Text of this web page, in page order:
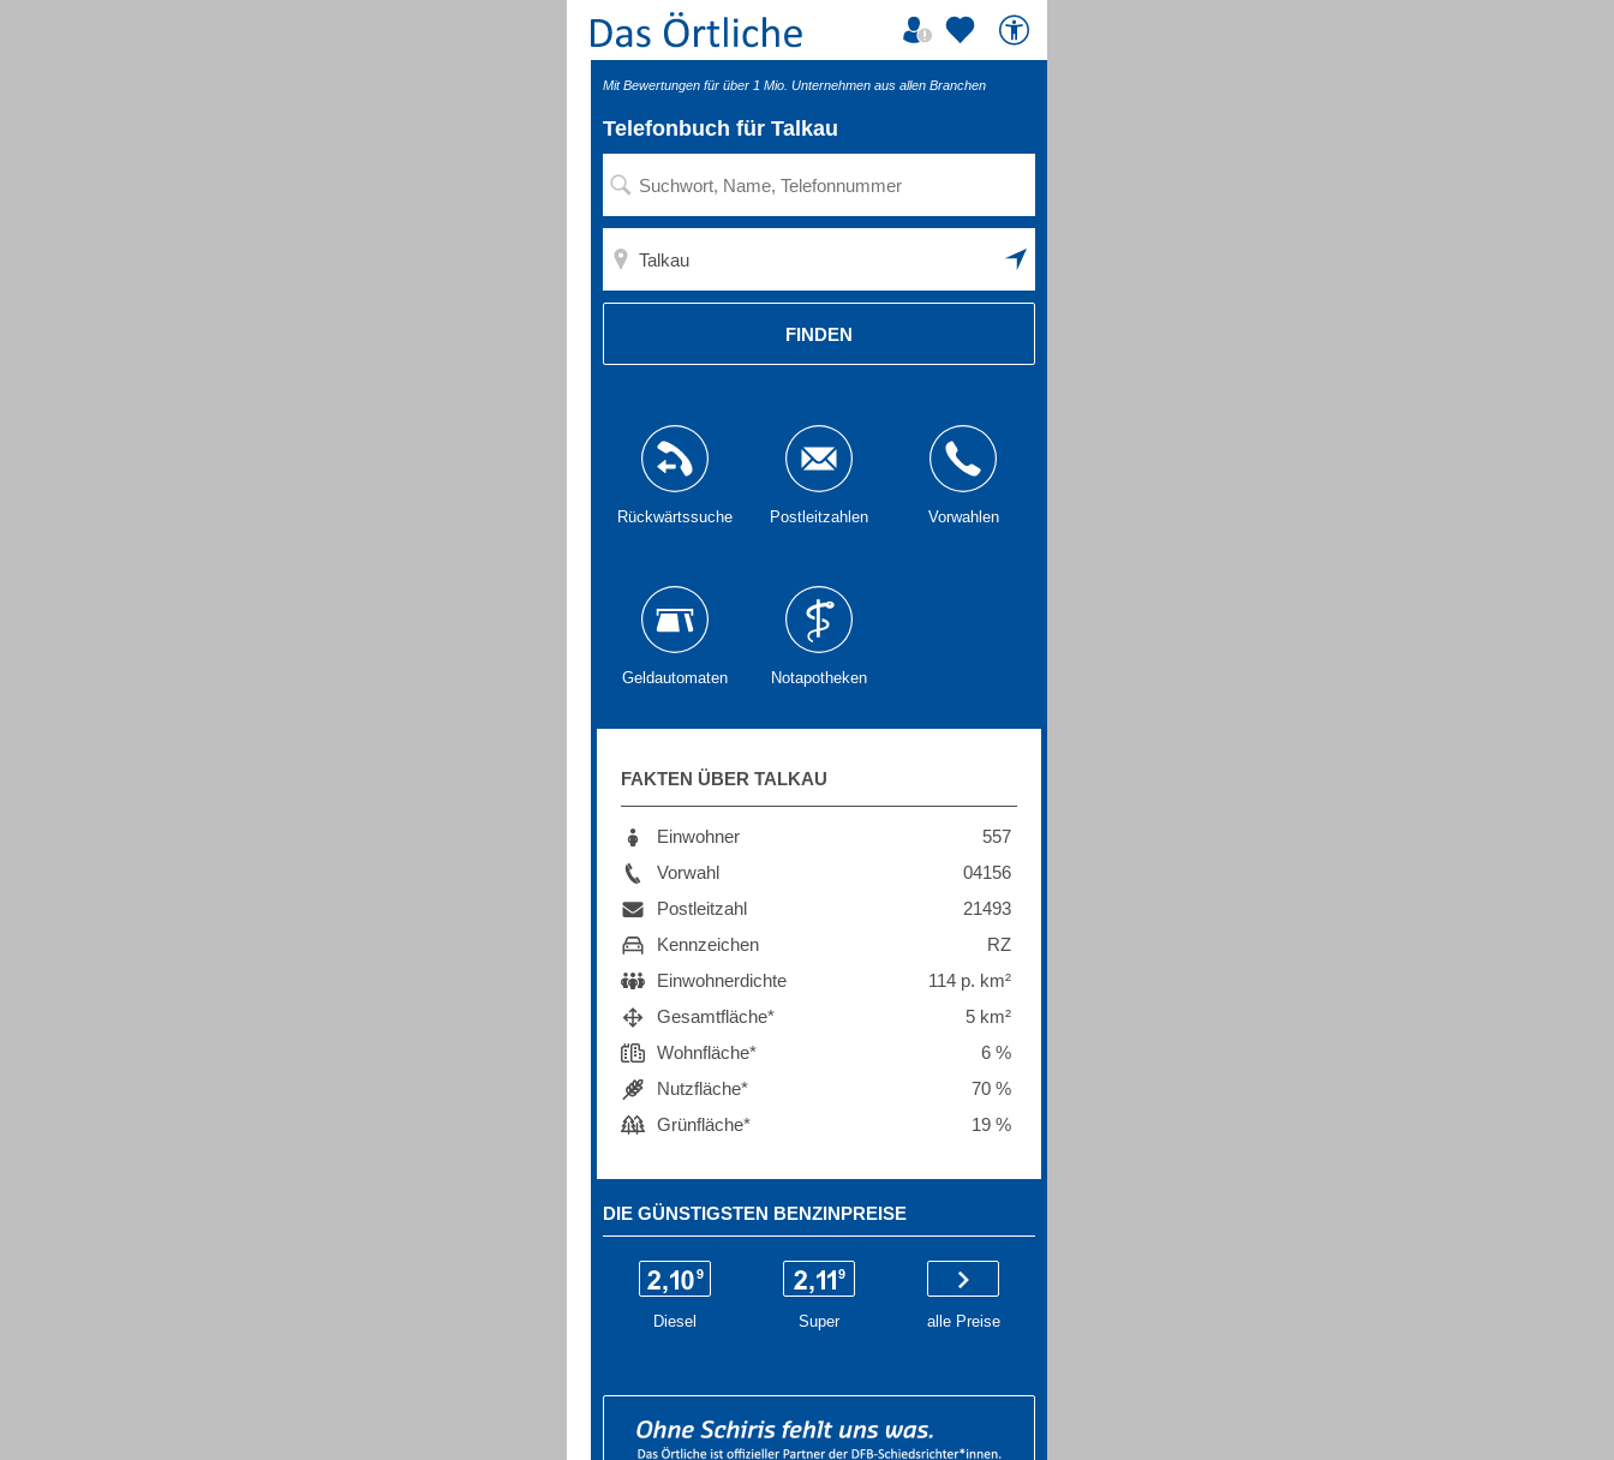
Mit Bewertungen für über 1 Mio. Unternehmen aus allen Branchen
Telefonbuch für Talkau
FINDEN
Rückwärtssuche Postleitzahlen Vorwahlen
Geldautomaten Notapotheken
FAKTEN ÜBER TALKAU
Einwohner
557
Vorwahl
04156
Postleitzahl
21493
Kennzeichen
RZ
Einwohnerdichte
114 p. km²
Gesamtfläche*
5 km²
Wohnfläche*
6 %
Nutzfläche*
70 %
Grünfläche*
19 %
DIE GÜNSTIGSTEN BENZINPREISE
Diesel Super alle Preise